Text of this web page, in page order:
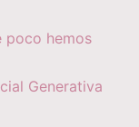
poco hemos
Generativa